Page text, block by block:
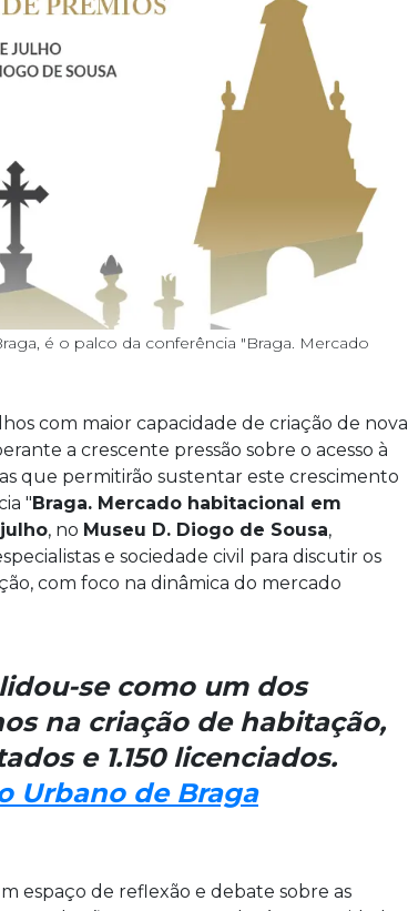
é o palco da conferência "Braga. Mercado
com maior capacidade de criação de nova
a crescente pressão sobre o acesso à
que permitirão sustentar este crescimento
"Braga. Mercado habitacional em
, no Museu D. Diogo de Sousa,
e sociedade civil para discutir os
com foco na dinâmica do mercado
se como um dos
na criação de habitação,
e 1.150 licenciados.
Urbano de Braga
espaço de reflexão e debate sobre as